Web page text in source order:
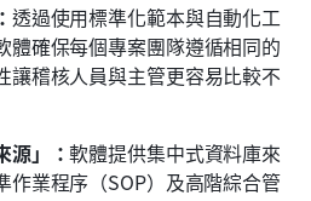
透過使用標準化範本與自動化工
體確保每個專案團隊遵循相同的
讓稽核人員與主管更容易比較不
源」：軟體提供集中式資料庫來
作業程序（SOP）及高階綜合管